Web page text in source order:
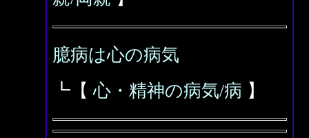
臆病は心の病気
┗【心・精神の病気/病 】